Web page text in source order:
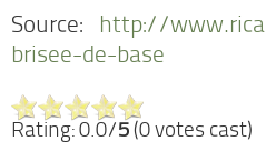
Source: http://
brisee-de-base
Rating: 0.0/5 (0 votes cast)